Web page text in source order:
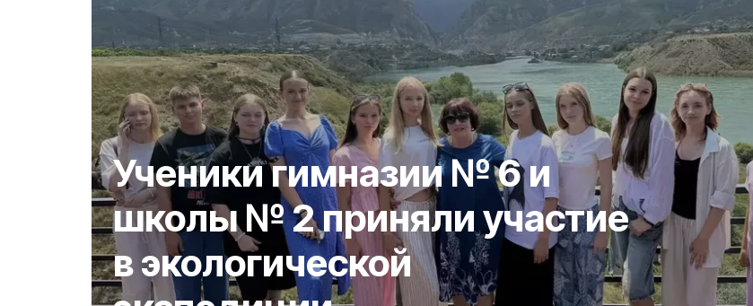
Ученики гимназии № 6 и
школы № 2 приняли участие
в экологической